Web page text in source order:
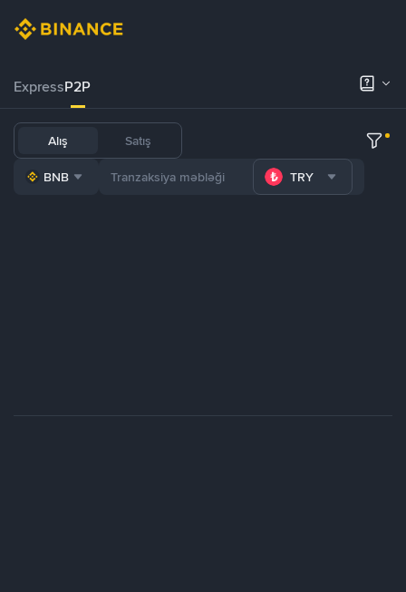
ExpressP2P
Alış Satış
BNB TRY